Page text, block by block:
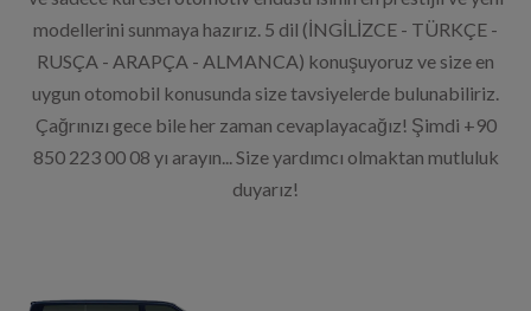
RUSÇA - ARAPÇA - ALMANCA) konuşuyoruz ve size en
uygun otomobil konusunda size tavsiyelerde bulunabiliriz.
Çağrınızı gece bile her zaman cevaplayacağız! Şimdi +90
850 223 00 08 yı arayın... Size yardımcı olmaktan mutluluk
duyarız!